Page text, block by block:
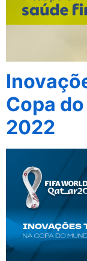
Copa
2022